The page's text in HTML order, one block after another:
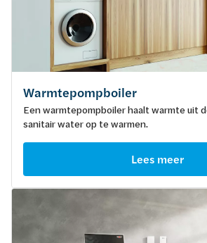
Warmtepompboiler
Een warmtepompboiler haalt warmte uit
sanitair water op te warmen.
Lees meer